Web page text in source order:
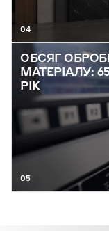
04
ОБСЯГ
МАТЕРІАЛУ:
РІК
05